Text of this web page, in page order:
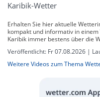
Karibik-Wetter
Erhalten Sie hier aktuelle
kompakt und informativ in
Karibik immer bestens über die
Veröffentlicht: Fr 07.08.2026 |
Weitere Videos zum Thema